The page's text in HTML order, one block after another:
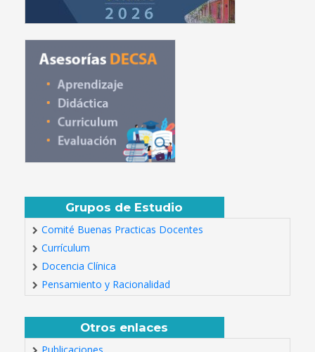
Grupos de Estudio
Comité Buenas Practicas Docentes
Currículum
Docencia Clínica
Pensamiento y Racionalidad
Otros enlaces